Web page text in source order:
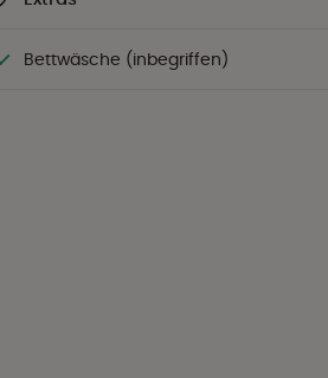
Bettwäsche (inbegriffen)